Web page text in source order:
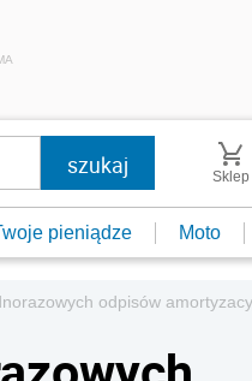
Sklep
pieniądze Moto
odpisów